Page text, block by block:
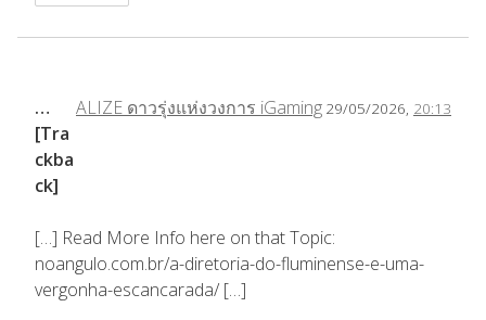
ALIZE ดาวรุ่งแห่งวงการ iGaming 29/05/2026, 20:13
…
[Tra
ckba
ck]
[…] Read More Info here on that Topic:
noangulo.com.br/a-diretoria-do-fluminense-e-uma-
vergonha-escancarada/ […]